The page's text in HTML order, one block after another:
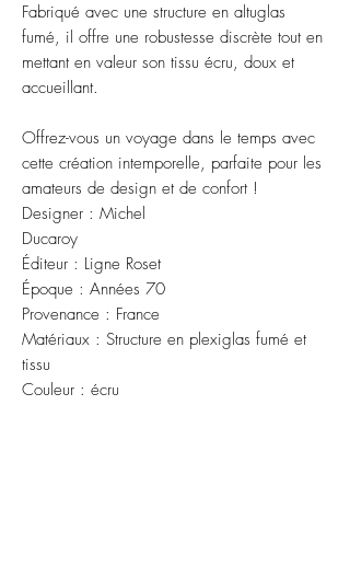
Fabriqué avec une structure en altuglas
fumé, il offre une robustesse discrète tout en
mettant en valeur son tissu écru, doux et
accueillant.
Offrez-vous un voyage dans le temps avec
cette création intemporelle, parfaite pour les
amateurs de design et de confort !
Designer : Michel
Ducaroy
Éditeur : Ligne Roset
Époque : Années 70
Provenance : France
Matériaux : Structure en plexiglas fumé et
tissu
Couleur : écru